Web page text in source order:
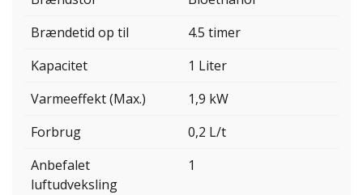
Brændetid op til
4.5 timer
Kapacitet
1 Liter
Varmeeffekt (Max.)
1,9 kW
Forbrug
0,2 L/t
Anbefalet
luftudveksling
1